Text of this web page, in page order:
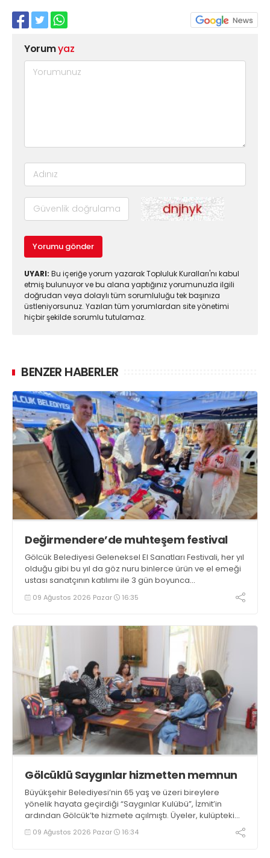
Yorumyaz
Yorumu gönder
UYARI: Bu içeriğe yorum yazarak Topluluk Kuralları'nı kabul
etmiş bulunuyor ve bu alana yaptığınız yorumunuzla ilgili
doğrudan veya dolaylı tüm sorumluluğu tek başınıza
üstleniyorsunuz. Yazılan tüm yorumlardan site yönetimi
hiçbir şekilde sorumlu tutulamaz.
BENZER HABERLER
Değirmendere’de muhteşem festival
Gölcük Belediyesi Geleneksel El Sanatları Festivali, her yıl
olduğu gibi bu yıl da göz nuru binlerce ürün ve el emeği
ustası sanatçının katılımı ile 3 gün boyunca
Değirmendere İskele meydanında gerçekleştirildi
09 Ağustos 2026 Pazar 16:35
Gölcüklü Saygınlar hizmetten memnun
Büyükşehir Belediyesi’nin 65 yaş ve üzeri bireylere
yönelik hayata geçirdiği “Saygınlar Kulübü”, İzmit’in
ardından Gölcük’te hizmete açılmıştı. Üyeler, kulüpteki
hizmetlerden memnuniyetlerini ifade etti
09 Ağustos 2026 Pazar 16:34